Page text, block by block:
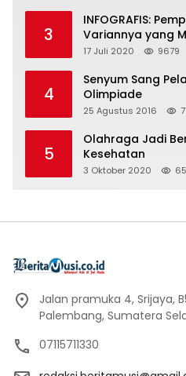
3
INFOGRAFIS:
Variannya yang
17 Juli 2020 9679
4
Senyum Sang
Olimpiade
25 Agustus 2016
5
Olahraga Jadi
Kesehatan
3 Oktober 2020
Jalan pramuka 4, Srijaya,
Palembang, Sumatera
07115711330